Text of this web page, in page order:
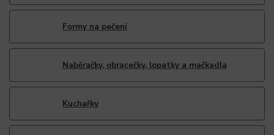
Formy na pečení
Naběračky, obracečky, lopatky a mačkadla
Kuchařky